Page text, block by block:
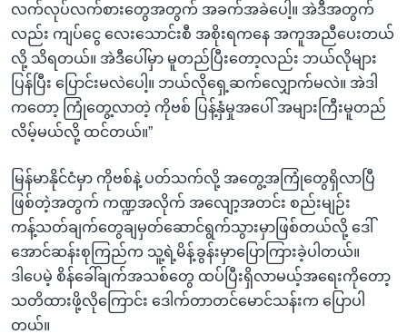
လက်လုပ်လက်စားတွေအတွက် အခက်အခဲပေါ့။ အဲဒီအတွက်
လည်း ကျပ်ငွေ လေးသောင်းစီ အစိုးရကနေ အကူအညီပေးတယ်
လို့ သိရတယ်။ အဲဒီပေါ်မှာ မူတည်ပြီးတော့လည်း ဘယ်လိုများ
ပြန်ပြီး ပြောင်းမလဲပေါ့။ ဘယ်လိုရှေ့ဆက်လျှောက်မလဲ။ အဲဒါ
ကတော့ ကြုံတွေ့လာတဲ့ ကိုဗစ် ပြန့်နှံမှုအပေါ် အများကြီးမူတည်
လိမ့်မယ်လို့ ထင်တယ်။”
မြန်မာနိုင်ငံမှာ ကိုဗစ်နဲ့ ပတ်သက်လို့ အတွေ့အကြုံတွေရှိလာပြီ
ဖြစ်တဲ့အတွက် ကဏ္ဍအလိုက် အလျော့အတင်း စည်းမျဉ်း
ကန့်သတ်ချက်တွေချမှတ်ဆောင်ရွက်သွားမှာဖြစ်တယ်လို့ ဒေါ်
အောင်ဆန်းစုကြည်က သူ့ရဲ့မိန့်ခွန်းမှာပြောကြားခဲ့ပါတယ်။
ဒါပေမဲ့ စိန်ခေါ်ချက်အသစ်တွေ ထပ်ပြီးရှိလာမယ့်အရေးကိုတော့
သတိထားဖို့လိုကြောင်း ဒေါက်တာတင်မောင်သန်းက ပြောပါ
တယ်။